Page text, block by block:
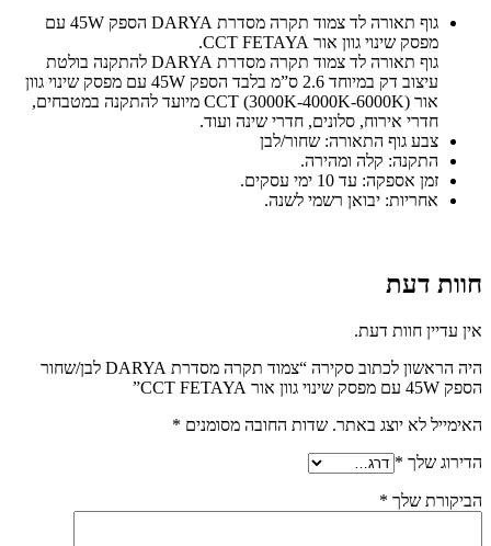
גוף תאורה לד צמוד תקרה מסדרת DARYA הספק 45W עם
מפסק שינוי גוון אור CCT FETAYA.
גוף תאורה לד צמוד תקרה מסדרת DARYA להתקנה בולטת
עיצוב דק במיוחד 2.6 ס”מ בלבד הספק 45W עם מפסק שינוי גוון
אור CCT (3000K-4000K-6000K) מיועד להתקנה במטבחים,
חדרי אירוח, סלונים, חדרי שינה ועוד.
צבע גוף התאורה: שחור/לבן
התקנה: קלה ומהירה.
זמן אספקה: עד 10 ימי עסקים.
אחריות: יבואן רשמי לשנה.
חוות דעת
אין עדיין חוות דעת.
היה הראשון לכתוב סקירה “צמוד תקרה מסדרת DARYA לבן/שחור
הספק 45W עם מפסק שינוי גוון אור CCT FETAYA”
האימייל לא יוצג באתר. שדות החובה מסומנים *
הדירוג שלך *
הביקורת שלך *